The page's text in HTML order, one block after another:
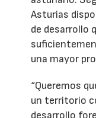
Asturias
de desarrollo
una mayor
“Queremos
un territorio
desarrollo